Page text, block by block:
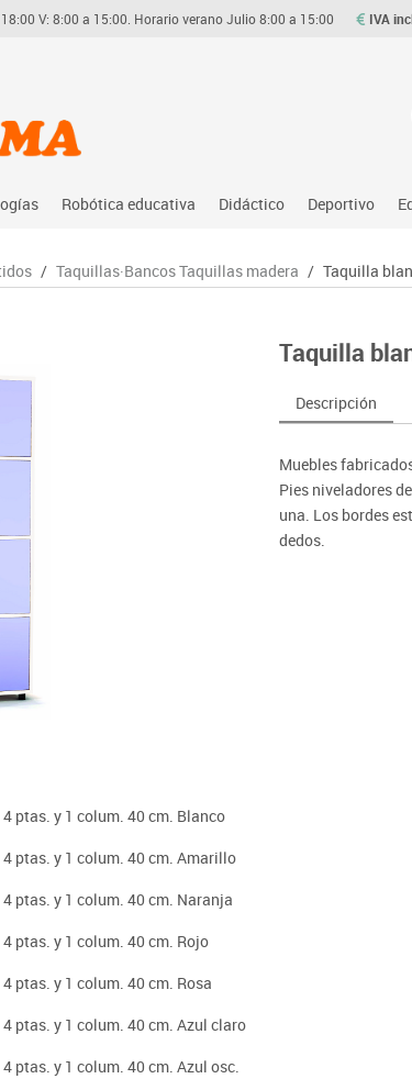
V: 8:00 a 15:00. Horario verano Julio 8:00 a 15:00 IVA
Robótica educativa
Arduino
Didáctico
Asociación y atención
Espacios exteriores
Juegos heurísticos
Juegos simbólicos
Lenguaje & idiomas
Deportivo
Atletismo
Comp.
Deportes
/ Taquillas·Bancos Taquillas madera / Taquilla
Taquilla
Descripción
Muebles
Pies niveladores
una. Los bordes
dedos.
ptas. y 1 colum. 40 cm. Blanco
ptas. y 1 colum. 40 cm. Amarillo
ptas. y 1 colum. 40 cm. Naranja
ptas. y 1 colum. 40 cm. Rojo
ptas. y 1 colum. 40 cm. Rosa
ptas. y 1 colum. 40 cm. Azul claro
ptas. y 1 colum. 40 cm. Azul osc.